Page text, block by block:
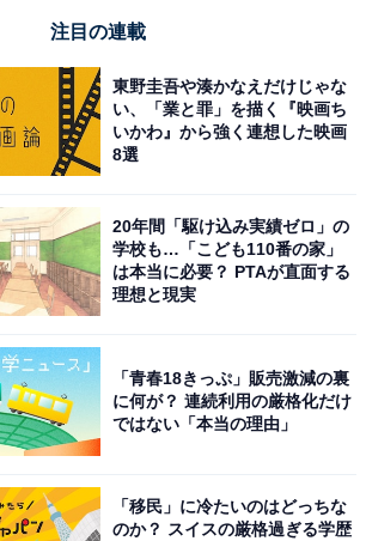
注目の連載
東野圭吾や湊かなえだけじゃな
い、「業と罪」を描く『映画ち
いかわ』から強く連想した映画
8選
20年間「駆け込み実績ゼロ」の
学校も…「こども110番の家」
は本当に必要？ PTAが直面する
理想と現実
「青春18きっぷ」販売激減の裏
に何が？ 連続利用の厳格化だけ
ではない「本当の理由」
「移民」に冷たいのはどっちな
のか？ スイスの厳格過ぎる学歴